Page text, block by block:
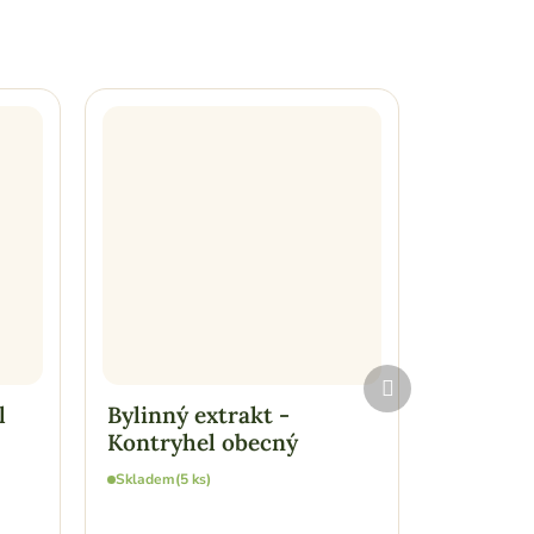
Bylinný extrakt -
Kontryhel obecný
Skladem(5 ks)
Další
produkt